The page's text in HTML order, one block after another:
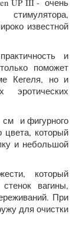
известной
и
поможет
Кегеля, но и
см и фигурного
цвета, который
и небольшой
который
вагины,
При
для очистки